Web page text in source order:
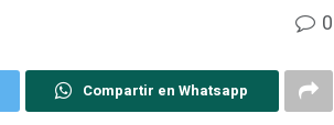
0
Compartir en Whatsapp